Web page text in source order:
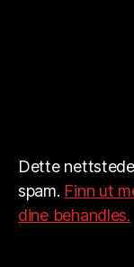
Dette
spam. Finn ut
dine behandles.